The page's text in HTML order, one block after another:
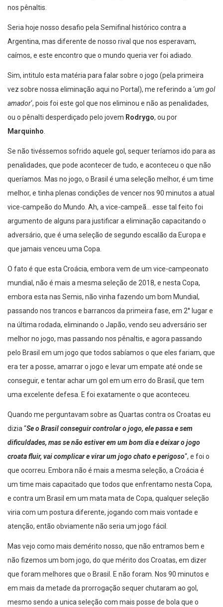
nos pênaltis.
Seria hoje nosso desafio pela Semifinal histórico contra a
Argentina, mas diferente de nosso rival que nos esperavam,
caímos, e este encontro que o mundo queria ver foi adiado.
Sim, intitulo esta matéria para falar sobre o jogo (pela primeira
vez sobre nossa eliminação aqui no Portal), me referindo a ‘um gol
amador‘, pois foi este gol que nos eliminou e não as penalidades,
ou o pênalti desperdiçado pelo jovem Rodrygo, ou por
Marquinho.
Se não tivéssemos sofrido aquele gol, sequer teríamos ido para as
penalidades, que pode acontecer de tudo, e aconteceu o que não
queríamos. Mas no jogo, o Brasil é uma seleção melhor, é um time
melhor, e tinha plenas condições de vencer nos 90 minutos a atual
vice-campeão do Mundo. Ah, a vice-campeã… esse tal feito foi
argumento de alguns para justificar a eliminação capacitando o
adversário, que é uma seleção de segundo escalão da Europa e
que jamais venceu uma Copa.
O fato é que esta Croácia, embora vem de um vice-campeonato
mundial, não é mais a mesma seleção de 2018, e nesta Copa,
embora esta nas Semis, não vinha fazendo um bom Mundial,
passando nos trancos e barrancos da primeira fase, em 2° lugar e
na última rodada, eliminando o Japão, vendo seu adversário ser
melhor no jogo, mas passando nos pênaltis, e agora passando
pelo Brasil em um jogo que todos sabíamos o que eles fariam, que
era ter a posse, amarrar o jogo e levar um empate até onde se
conseguir, e tentar achar um gol em um erro do Brasil, que tem
uma excelente defesa. E foi exatamente o que aconteceu.
Quando me perguntavam sobre as Quartas contra os Croatas eu
dizia “Se o Brasil conseguir controlar o jogo, ele passa e sem
dificuldades, mas se não estiver em um bom dia e deixar o jogo
croata fluir, vai complicar e virar um jogo chato e perigoso“, e foi o
que ocorreu. Embora não é mais a mesma seleção, a Croácia é
um time mais capacitado que todos que enfrentamo nesta Copa,
e contra um Brasil em um mata mata de Copa, qualquer seleção
viria com um postura diferente, jogando com mais vontade e
atenção, então obviamente não seria um jogo fácil.
Mas vejo como mais demérito nosso, que não entramos bem e
não fizemos um bom jogo, do que mérito dos Croatas, em dizer
que foram melhores que o Brasil. E não foram. Nos 90 minutos e
em mais da metade da prorrogação sequer chutaram ao gol,
mesmo sendo a unica seleção com mais posse de bola que o